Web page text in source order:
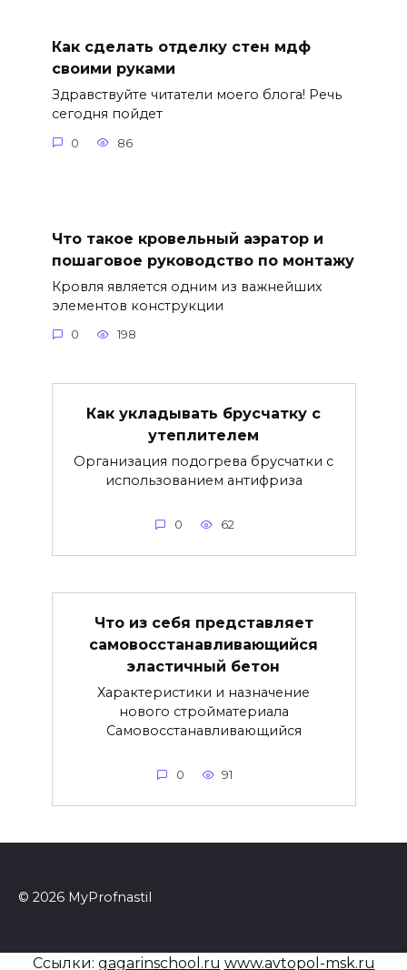
Как сделать отделку стен мдф
своими руками
Здравствуйте читатели моего блога! Речь
сегодня пойдет
0 86
Что такое кровельный аэратор и
пошаговое руководство по монтажу
Кровля является одним из важнейших
элементов конструкции
0 198
Как укладывать брусчатку с
утеплителем
Организация подогрева брусчатки с
использованием антифриза
0 62
Что из себя представляет
самовосстанавливающийся
эластичный бетон
Характеристики и назначение
нового стройматериала
Самовосстанавливающийся
0 91
© 2026 MyProfnastil
Ссылки: gagarinschool.ru www.avtopol-msk.ru